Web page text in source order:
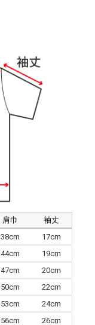
肩巾
袖丈
38cm
17cm
44cm
19cm
47cm
20cm
50cm
22cm
53cm
24cm
56cm 26cm